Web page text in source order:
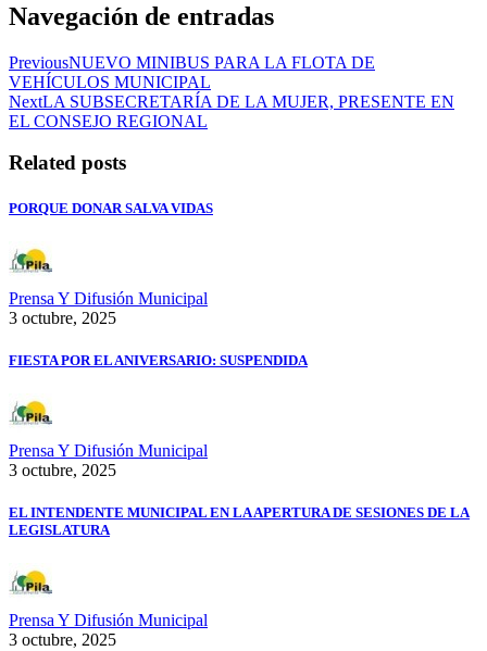
Navegación de entradas
PreviousNUEVO MINIBUS PARA LA FLOTA DE
VEHÍCULOS MUNICIPAL
NextLA SUBSECRETARÍA DE LA MUJER, PRESENTE EN
EL CONSEJO REGIONAL
Related posts
PORQUE DONAR SALVA VIDAS
Prensa Y Difusión Municipal
3 octubre, 2025
FIESTA POR EL ANIVERSARIO: SUSPENDIDA
Prensa Y Difusión Municipal
3 octubre, 2025
EL INTENDENTE MUNICIPAL EN LA APERTURA DE SESIONES DE LA
LEGISLATURA
Prensa Y Difusión Municipal
3 octubre, 2025